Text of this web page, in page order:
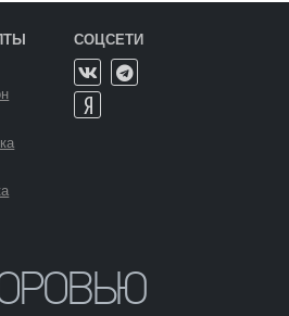
СОЦСЕТИ